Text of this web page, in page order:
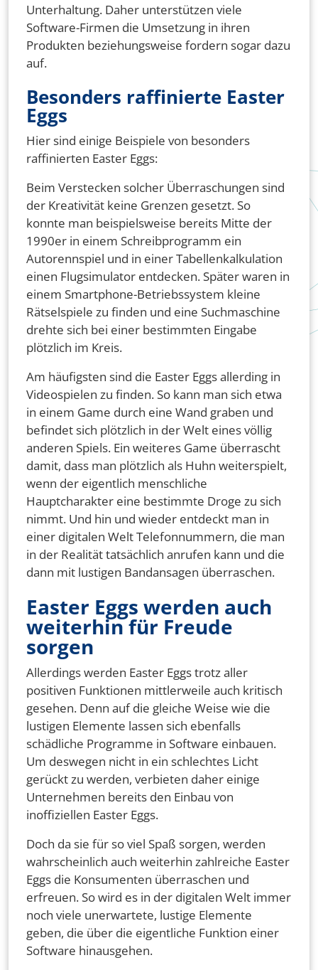
Unterhaltung. Daher unterstützen viele
Software-Firmen die Umsetzung in ihren
Produkten beziehungsweise fordern sogar dazu
auf.
Besonders raffinierte Easter
Eggs
Hier sind einige Beispiele von besonders
raffinierten Easter Eggs:
Beim Verstecken solcher Überraschungen sind
der Kreativität keine Grenzen gesetzt. So
konnte man beispielsweise bereits Mitte der
1990er in einem Schreibprogramm ein
Autorennspiel und in einer Tabellenkalkulation
einen Flugsimulator entdecken. Später waren in
einem Smartphone-Betriebssystem kleine
Rätselspiele zu finden und eine Suchmaschine
drehte sich bei einer bestimmten Eingabe
plötzlich im Kreis.
Am häufigsten sind die Easter Eggs allerding in
Videospielen zu finden. So kann man sich etwa
in einem Game durch eine Wand graben und
befindet sich plötzlich in der Welt eines völlig
anderen Spiels. Ein weiteres Game überrascht
damit, dass man plötzlich als Huhn weiterspielt,
wenn der eigentlich menschliche
Hauptcharakter eine bestimmte Droge zu sich
nimmt. Und hin und wieder entdeckt man in
einer digitalen Welt Telefonnummern, die man
in der Realität tatsächlich anrufen kann und die
dann mit lustigen Bandansagen überraschen.
Easter Eggs werden auch
weiterhin für Freude
sorgen
Allerdings werden Easter Eggs trotz aller
positiven Funktionen mittlerweile auch kritisch
gesehen. Denn auf die gleiche Weise wie die
lustigen Elemente lassen sich ebenfalls
schädliche Programme in Software einbauen.
Um deswegen nicht in ein schlechtes Licht
gerückt zu werden, verbieten daher einige
Unternehmen bereits den Einbau von
inoffiziellen Easter Eggs.
Doch da sie für so viel Spaß sorgen, werden
wahrscheinlich auch weiterhin zahlreiche Easter
Eggs die Konsumenten überraschen und
erfreuen. So wird es in der digitalen Welt immer
noch viele unerwartete, lustige Elemente
geben, die über die eigentliche Funktion einer
Software hinausgehen.